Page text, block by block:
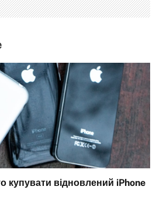
купувати відновлений iPhone